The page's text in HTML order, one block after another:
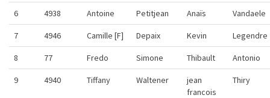
6 4938 Antoine Petitjean Anaïs Vandaele
7 4946 Camille [F] Depaix Kevin Legendre
8 77 Fredo Simone Thibault Antonio
9 4940 Tiffany Waltener
jean
francois
Thiry